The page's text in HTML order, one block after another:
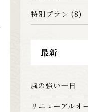
特別プラン (8)
最新
風の強い一日
リニューアルオ